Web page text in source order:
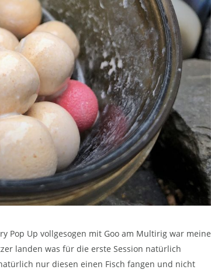
Pop Up vollgesogen mit Goo am Multirig war meine
landen was für die erste Session natürlich
nur diesen einen Fisch fangen und nicht